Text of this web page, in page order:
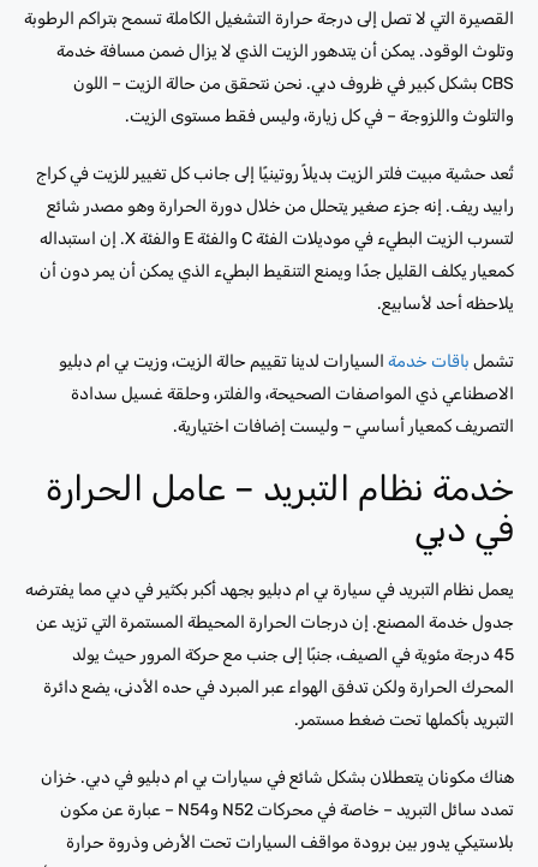
القصيرة التي لا تصل إلى درجة حرارة التشغيل الكاملة تسمح بتراكم الرطوبة
وتلوث الوقود. يمكن أن يتدهور الزيت الذي لا يزال ضمن مسافة خدمة
CBS بشكل كبير في ظروف دبي. نحن نتحقق من حالة الزيت – اللون
والتلوث واللزوجة – في كل زيارة، وليس فقط مستوى الزيت.
تُعد حشية مبيت فلتر الزيت بديلاً روتينيًا إلى جانب كل تغيير للزيت في كراج
رابيد ريف. إنه جزء صغير يتحلل من خلال دورة الحرارة وهو مصدر شائع
لتسرب الزيت البطيء في موديلات الفئة C والفئة E والفئة X. إن استبداله
كمعيار يكلف القليل جدًا ويمنع التنقيط البطيء الذي يمكن أن يمر دون أن
يلاحظه أحد لأسابيع.
تشمل باقات خدمة السيارات لدينا تقييم حالة الزيت، وزيت بي ام دبليو
الاصطناعي ذي المواصفات الصحيحة، والفلتر، وحلقة غسيل سدادة
التصريف كمعيار أساسي – وليست إضافات اختيارية.
خدمة نظام التبريد – عامل الحرارة
في دبي
يعمل نظام التبريد في سيارة بي ام دبليو بجهد أكبر بكثير في دبي مما يفترضه
جدول خدمة المصنع. إن درجات الحرارة المحيطة المستمرة التي تزيد عن
45 درجة مئوية في الصيف، جنبًا إلى جنب مع حركة المرور حيث يولد
المحرك الحرارة ولكن تدفق الهواء عبر المبرد في حده الأدنى، يضع دائرة
التبريد بأكملها تحت ضغط مستمر.
هناك مكونان يتعطلان بشكل شائع في سيارات بي ام دبليو في دبي. خزان
تمدد سائل التبريد – خاصة في محركات N52 وN54 – عبارة عن مكون
بلاستيكي يدور بين برودة مواقف السيارات تحت الأرض وذروة حرارة